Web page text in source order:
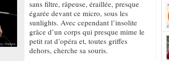
sans filtre, râpeuse, éraillée, presque
égarée devant ce micro, sous les
sunlights. Avec cependant l’insolite
grâce d’un corps qui presque mime le
petit rat d’opéra et, toutes griffes
dehors, cherche sa souris.